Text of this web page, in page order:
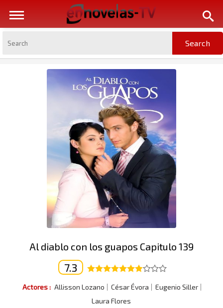
Al diablo con los guapos Capitulo 139
7.3
Actores : Allisson Lozano César Évora
Eugenio Siller
Laura Flores